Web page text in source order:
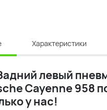
Характеристики
левый
Cayenne 958
у нас!